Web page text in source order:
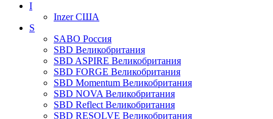
I
InzerСША
S
SABO Россия
SBD Великобритания
SBD ASPIRE Великобритания
SBD FORGE Великобритания
SBD Momentum Великобритания
SBD NOVA Великобритания
SBD Reflect Великобритания
SBD RESOLVE Великобритания